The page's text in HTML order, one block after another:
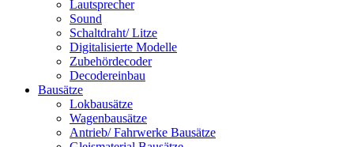
Lautsprecher
Sound
Schaltdraht/ Litze
Digitalisierte Modelle
Zubehördecoder
Decodereinbau
Bausätze
Lokbausätze
Wagenbausätze
Antrieb/ Fahrwerke Bausätze